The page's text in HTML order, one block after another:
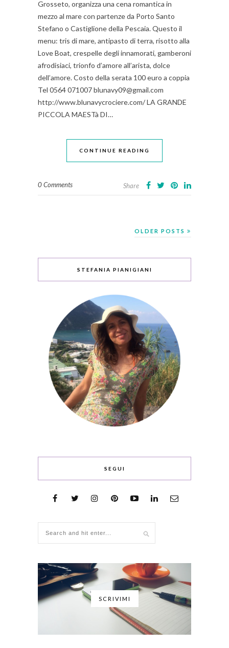
Grosseto, organizza una cena romantica in
mezzo al mare con partenze da Porto Santo
Stefano o Castiglione della Pescaia. Questo il
menu: tris di mare, antipasto di terra, risotto alla
Love Boat, crespelle degli innamorati, gamberoni
afrodisiaci, trionfo d’amore all’arista, dolce
dell’amore. Costo della serata 100 euro a coppia
Tel 0564 071007 blunavy09@gmail.com
http://www.blunavycrociere.com/ LA GRANDE
PICCOLA MAESTà DI…
CONTINUE READING
0 Comments Share
OLDER POSTS
STEFANIA PIANIGIANI
SEGUI
SCRIVIMI